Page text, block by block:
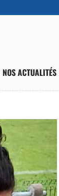
NOS ACTUALITÉS